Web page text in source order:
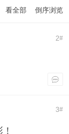
看全部 倒序浏览
2#
3#